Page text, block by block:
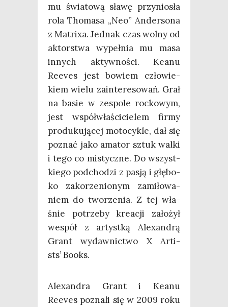
mu świa­to­wą sła­wę przy­nio­sła
rola Tho­ma­sa „Neo” Ander­so­na
z Matri­xa. Jed­nak czas wol­ny od
aktor­stwa wypeł­nia mu masa
innych aktyw­no­ści. Keanu
Reeves jest bowiem czło­wie­
kiem wie­lu zain­te­re­so­wań. Grał
na basie w zespo­le roc­ko­wym,
jest współ­wła­ści­cie­lem fir­my
pro­du­ku­ją­cej moto­cy­kle, dał się
poznać jako ama­tor sztuk wal­ki
i tego co mistycz­ne. Do wszyst­
kie­go pod­cho­dzi z pasją i głę­bo­
ko zako­rze­nio­nym zami­ło­wa­
niem do two­rze­nia. Z tej wła­
śnie potrze­by kre­acji zało­żył
wespół z artyst­ką Ale­xan­drą
Grant wydaw­nic­two X Arti­
sts’ Books.
Ale­xan­dra Grant i Keanu
Reeves pozna­li się w 2009 roku